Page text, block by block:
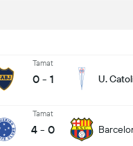
Tamat
0 - 1 U.
Tamat
4 - 0